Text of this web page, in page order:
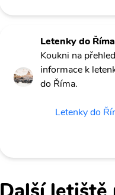
Letenky do Říma
Koukni na
informace k
do Říma.
Letenky do